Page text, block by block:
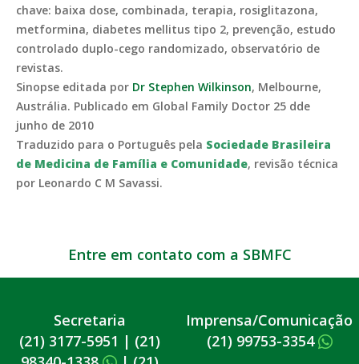
chave: baixa dose, combinada, terapia, rosiglitazona,
metformina, diabetes mellitus tipo 2, prevenção, estudo
controlado duplo-cego randomizado, observatório de
revistas.
Sinopse editada por Dr Stephen Wilkinson, Melbourne,
Austrália. Publicado em Global Family Doctor 25 dde
junho de 2010
Traduzido para o Português pela Sociedade Brasileira
de Medicina de Família e Comunidade, revisão técnica
por Leonardo C M Savassi.
Entre em contato com a SBMFC
Secretaria
(21) 3177-5951 | (21)
Imprensa/Comunicação
(21) 99753-3354